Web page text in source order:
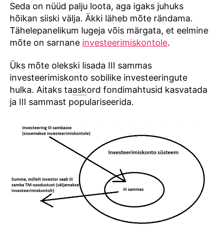
Seda on nüüd palju loota, aga igaks juhuks
hõikan siiski välja. Äkki läheb mõte rändama.
Tähelepanelikum lugeja võis märgata, et eelmine
mõte on sarnane investeerimiskontole.
Üks mõte olekski lisada III sammas
investeerimiskonto sobilike investeeringute
hulka. Aitaks taaskord fondimahtusid kasvatada
ja III sammast populariseerida.